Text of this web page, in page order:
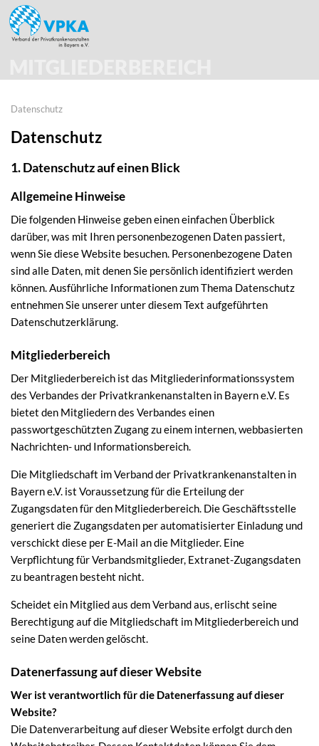
Datenschutz
Datenschutz
1. Datenschutz auf einen Blick
Allgemeine Hinweise
Die folgenden Hinweise geben einen einfachen Überblick
darüber, was mit Ihren personenbezogenen Daten passiert,
wenn Sie diese Website besuchen. Personenbezogene Daten
sind alle Daten, mit denen Sie persönlich identifiziert werden
können. Ausführliche Informationen zum Thema Datenschutz
entnehmen Sie unserer unter diesem Text aufgeführten
Datenschutzerklärung.
Mitgliederbereich
Der Mitgliederbereich ist das Mitgliederinformationssystem
des Verbandes der Privatkrankenanstalten in Bayern e.V. Es
bietet den Mitgliedern des Verbandes einen
passwortgeschützten Zugang zu einem internen, webbasierten
Nachrichten- und Informationsbereich.
Die Mitgliedschaft im Verband der Privatkrankenanstalten in
Bayern e.V. ist Voraussetzung für die Erteilung der
Zugangsdaten für den Mitgliederbereich. Die Geschäftsstelle
generiert die Zugangsdaten per automatisierter Einladung und
verschickt diese per E-Mail an die Mitglieder. Eine
Verpflichtung für Verbandsmitglieder, Extranet-Zugangsdaten
zu beantragen besteht nicht.
Scheidet ein Mitglied aus dem Verband aus, erlischt seine
Berechtigung auf die Mitgliedschaft im Mitgliederbereich und
seine Daten werden gelöscht.
Datenerfassung auf dieser Website
Wer ist verantwortlich für die Datenerfassung auf dieser
Website?
Die Datenverarbeitung auf dieser Website erfolgt durch den